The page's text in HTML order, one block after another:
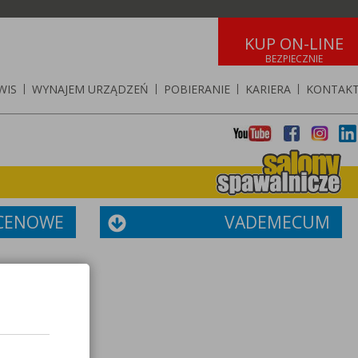
KUP ON-LINE
| WYNAJEM URZĄDZEŃ | POBIERANIE | KARIERA |
VADEMECUM